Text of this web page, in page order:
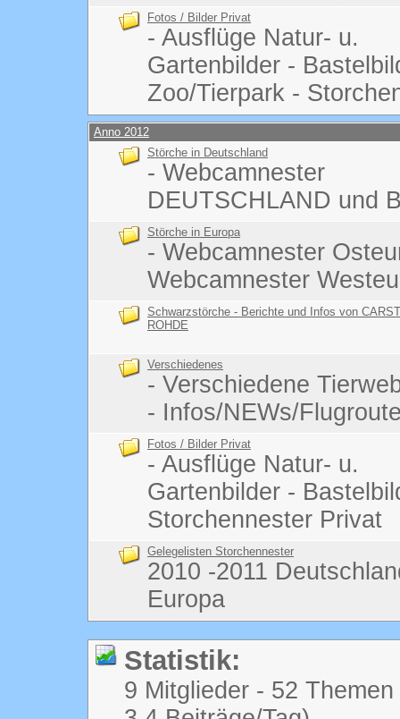
Fotos / Bilder Privat
- Ausflüge Natur- u.
Gartenbilder -
Zoo/Tierpark -
Anno 2012
Störche in Deutschland
- Webcamnester
DEUTSCHLAND und
Störche in Europa
- Webcamnester
Webcamnester
Schwarzstörche - Berichte und Infos von
ROHDE
Verschiedenes
- Verschiedene
- Infos/NEWs/
Fotos / Bilder Privat
- Ausflüge Natur- u.
Gartenbilder -
Storchennester Privat
Gelegelisten Storchennester
2010 -2011
Europa
Statistik:
9 Mitglieder - 52